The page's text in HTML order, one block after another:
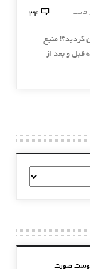
تناسب 34
کردید؟! منبع
حجم عضلات . ۳۰ دقیقه قبل و بعد از
پوست صورت